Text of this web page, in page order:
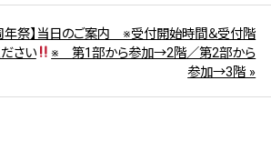
年祭】当日のご案内 ※受付開始時間＆受付階
さい
※ 第1部から参加→2階／第2部から
参加→3階 »